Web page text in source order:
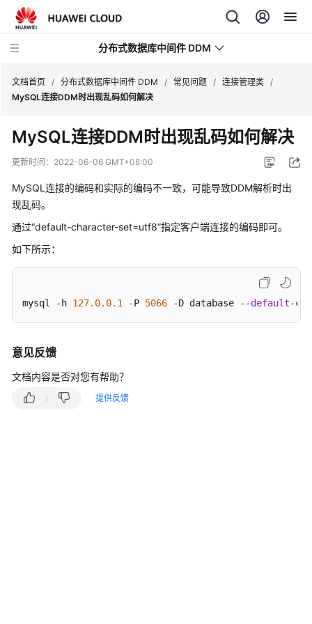
分布式数据库中间件 DDM
新
动
服
公
告
介
计
费
说
明
文档首页 / 分布式数据库中间件 DDM / 常见问题 / 连接管理类 /
MySQL连接DDM时出现乱码如何解决
MySQL连接DDM时出现乱码如何解决
更新时间： 2022-06-06 GMT+08:00
MySQL连接的编码和实际的编码不一致，可能导致DDM解析时出
现乱码。
通过“default-character-set=utf8”指定客户端连接的编码即可。
如下所示：
mysql -h 127.0.0.1 -P 5066 -D database --default-
意见反馈
文档内容是否对您有帮助？
提供反馈